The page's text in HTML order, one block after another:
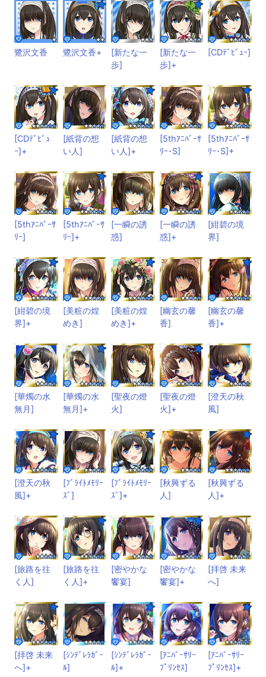
鷺沢文香 鷺沢文香+
[新たな一
歩]
[新たな一
歩]+
[CDﾃﾞﾋﾞｭｰ]
[CDﾃﾞﾋﾞｭ
ｰ]+
[紙背の想
い人]
[紙背の想
い人]+
[5thｱﾆﾊﾞｰｻ
ﾘｰ･S]
[5thｱﾆﾊﾞｰｻ
ﾘｰ･S]+
[5thｱﾆﾊﾞｰｻ
ﾘｰ]
[5thｱﾆﾊﾞｰｻ
ﾘｰ]+
[一瞬の誘
惑]
[一瞬の誘
惑]+
[紺碧の境
界]
[紺碧の境
界]+
[美粧の煌
めき]
[美粧の煌
めき]+
[幽玄の馨
香]
[幽玄の馨
香]+
[華燭の水
無月]
[華燭の水
無月]+
[聖夜の燈
火]
[聖夜の燈
火]+
[澄天の秋
風]
[澄天の秋
風]+
[ﾌﾞﾗｲﾄﾒﾓﾘｰ
ｽﾞ]
[ﾌﾞﾗｲﾄﾒﾓﾘｰ
ｽﾞ]+
[秋興ずる
人]
[秋興ずる
人]+
[旅路を往
く人]
[旅路を往
く人]+
[密やかな
饗宴]
[密やかな
饗宴]+
[拝啓 未来
へ]
[拝啓 未来
へ]+
[ｼﾝﾃﾞﾚﾗｶﾞｰ
ﾙ]
[ｼﾝﾃﾞﾚﾗｶﾞｰ
ﾙ]+
[ｱﾆﾊﾞｰｻﾘｰ
ﾌﾟﾘﾝｾｽ]
[ｱﾆﾊﾞｰｻﾘｰ
ﾌﾟﾘﾝｾｽ]+